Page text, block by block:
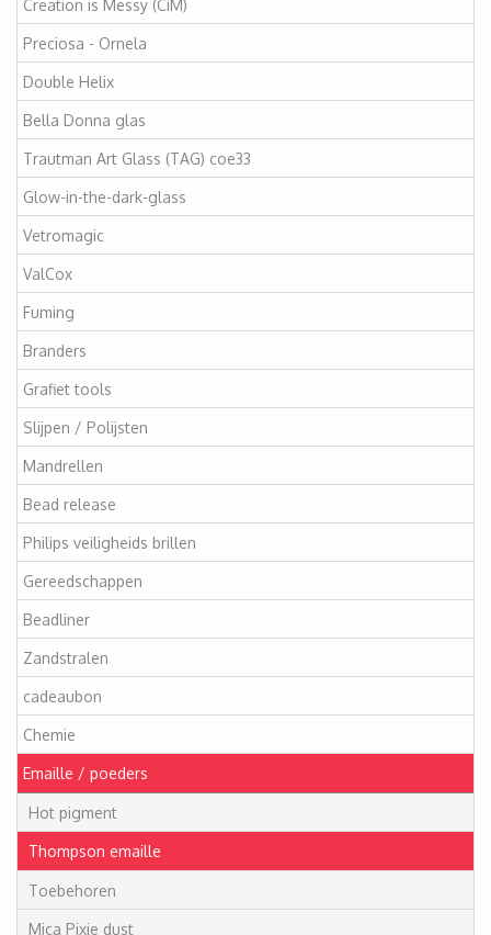
Creation is Messy (CiM)
Preciosa - Ornela
Double Helix
Bella Donna glas
Trautman Art Glass (TAG) coe33
Glow-in-the-dark-glass
Vetromagic
ValCox
Fuming
Branders
Grafiet tools
Slijpen / Polijsten
Mandrellen
Bead release
Philips veiligheids brillen
Gereedschappen
Beadliner
Zandstralen
cadeaubon
Chemie
Emaille / poeders
Hot pigment
Thompson emaille
Toebehoren
Mica Pixie dust